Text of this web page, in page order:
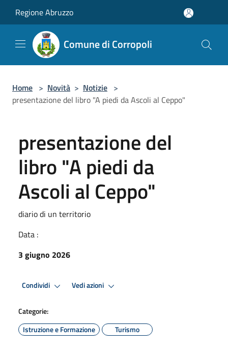
Regione Abruzzo
Comune di Corropoli
Home > Novità > Notizie >
presentazione del libro "A piedi da Ascoli al Ceppo"
presentazione del
libro "A piedi da
Ascoli al Ceppo"
diario di un territorio
Data :
3 giugno 2026
Condividi Vedi azioni
Categorie:
Istruzione e Formazione
Turismo